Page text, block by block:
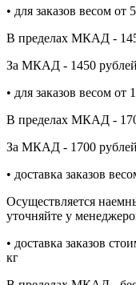
• для заказов весом от
В пределах МКАД -
За МКАД - 1450
• для заказов весом от
В пределах МКАД -
За МКАД - 1700
• доставка заказов
Осуществляется
уточняйте у
• доставка заказов
кг